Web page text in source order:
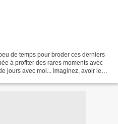
de temps pour broder ces derniers
à profiter des rares moments avec
jours avec moi... Imaginez, avoir le